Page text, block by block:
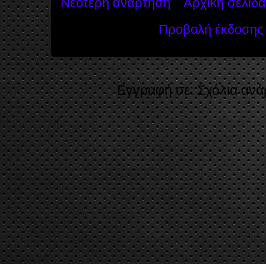
Προβολή έκδοσης
Εγγραφή σε:Σχόλια